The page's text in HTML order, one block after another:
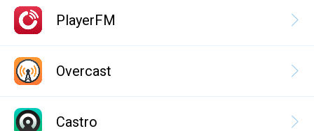
PlayerFM
Overcast
Castro